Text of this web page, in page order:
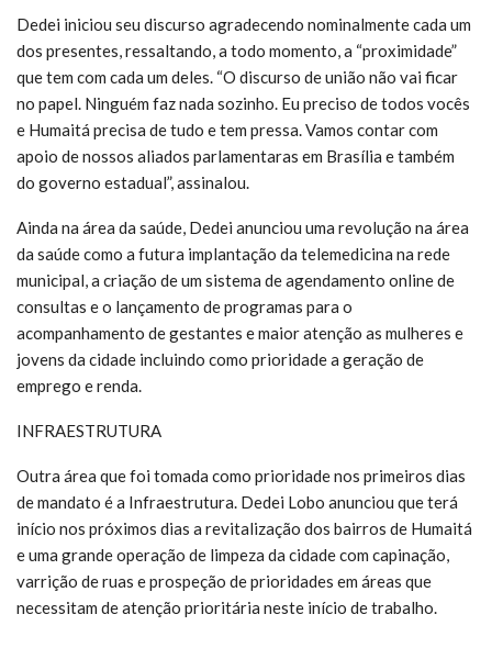
Dedei iniciou seu discurso agradecendo nominalmente cada um
dos presentes, ressaltando, a todo momento, a “proximidade”
que tem com cada um deles. “O discurso de união não vai ficar
no papel. Ninguém faz nada sozinho. Eu preciso de todos vocês
e Humaitá precisa de tudo e tem pressa. Vamos contar com
apoio de nossos aliados parlamentaras em Brasília e também
do governo estadual”, assinalou.
Ainda na área da saúde, Dedei anunciou uma revolução na área
da saúde como a futura implantação da telemedicina na rede
municipal, a criação de um sistema de agendamento online de
consultas e o lançamento de programas para o
acompanhamento de gestantes e maior atenção as mulheres e
jovens da cidade incluindo como prioridade a geração de
emprego e renda.
INFRAESTRUTURA
Outra área que foi tomada como prioridade nos primeiros dias
de mandato é a Infraestrutura. Dedei Lobo anunciou que terá
início nos próximos dias a revitalização dos bairros de Humaitá
e uma grande operação de limpeza da cidade com capinação,
varrição de ruas e prospeção de prioridades em áreas que
necessitam de atenção prioritária neste início de trabalho.